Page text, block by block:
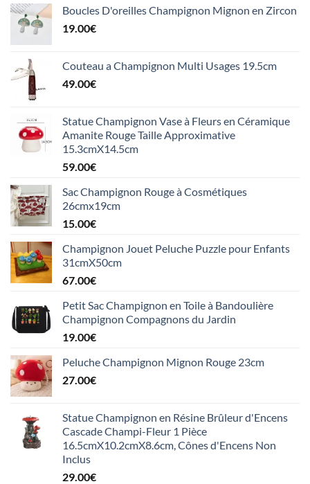
Boucles D'oreilles Champignon Mignon en Zircon
19.00€
Couteau a Champignon Multi Usages 19.5cm
49.00€
Statue Champignon Vase à Fleurs en Céramique
Amanite Rouge Taille Approximative
15.3cmX14.5cm
59.00€
Sac Champignon Rouge à Cosmétiques
26cmx19cm
15.00€
Champignon Jouet Peluche Puzzle pour Enfants
31cmX50cm
67.00€
Petit Sac Champignon en Toile à Bandoulière
Champignon Compagnons du Jardin
19.00€
Peluche Champignon Mignon Rouge 23cm
27.00€
Statue Champignon en Résine Brûleur d'Encens
Cascade Champi-Fleur 1 Pièce
16.5cmX10.2cmX8.6cm, Cônes d'Encens Non
Inclus
29.00€